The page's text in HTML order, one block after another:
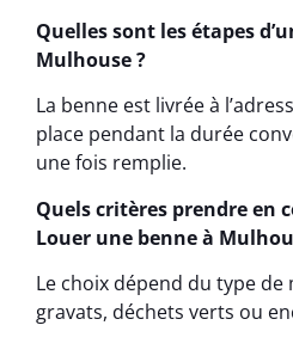
Quelles sont les étapes
Mulhouse ?
La benne est livrée à
place pendant la durée
une fois remplie.
Quels critères prendre en
Louer une benne à
Le choix dépend du type de
gravats, déchets verts ou